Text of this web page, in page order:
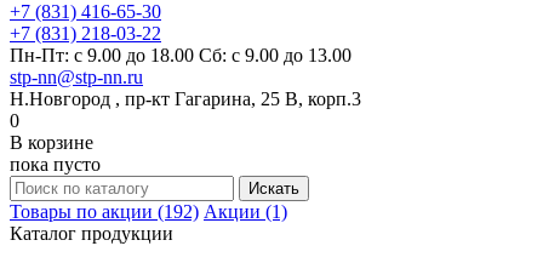
+7 (831) 416-65-30
+7 (831) 218-03-22
Пн-Пт: с 9.00 до 18.00 Сб: с 9.00 до 13.00
stp-nn@stp-nn.ru
Н.Новгород , пр-кт Гагарина, 25 В, корп.3
0
В корзине
пока пусто
Товары по акции (192) Акции (1)
Каталог продукции